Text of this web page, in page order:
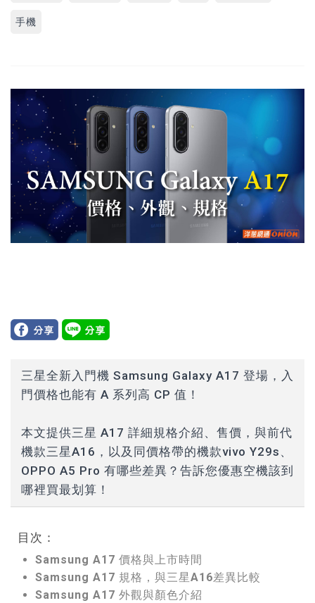
手機
三星全新入門機 Samsung Galaxy A17 登場，入
門價格也能有 A 系列高 CP 值！
本文提供三星 A17 詳細規格介紹、售價，與前代
機款三星A16，以及同價格帶的機款vivo Y29s、
OPPO A5 Pro 有哪些差異？告訴您優惠空機該到
哪裡買最划算！
目次：
Samsung A17 價格與上市時間
Samsung A17 規格，與三星A16差異比較
Samsung A17 外觀與顏色介紹